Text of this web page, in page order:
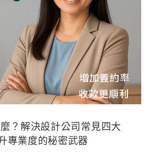
？解決設計公司常見四大
專業度的秘密武器